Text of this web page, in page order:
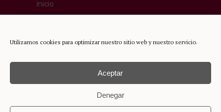
Utilizamos cookies para optimizar nuestro sitio web y nuestro servicio.
Aceptar
Denegar
Inicio